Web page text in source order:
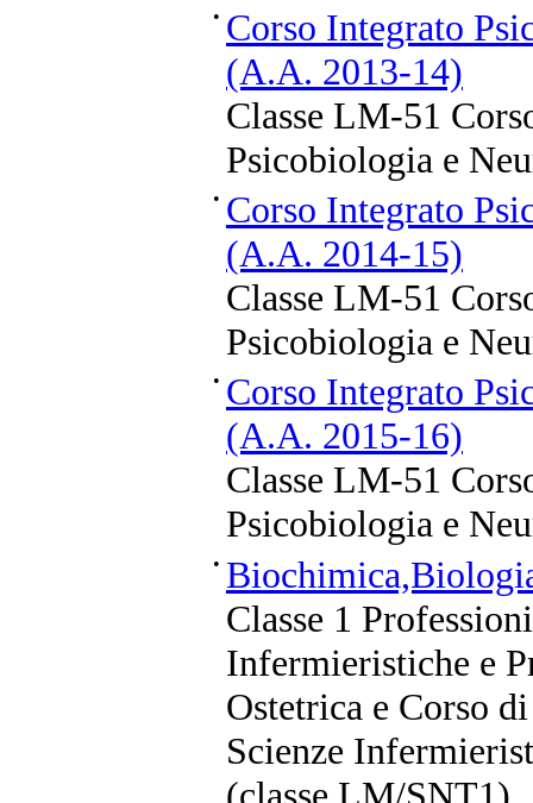
• Corso Integrato
(A.A. 2013-14)
Classe LM-51
Psicobiologia e
• Corso Integrato
(A.A. 2014-15)
Classe LM-51
Psicobiologia e
• Corso Integrato
(A.A. 2015-16)
Classe LM-51
Psicobiologia e
•
Classe 1
Infermieristiche e
Ostetrica e Corso
Scienze